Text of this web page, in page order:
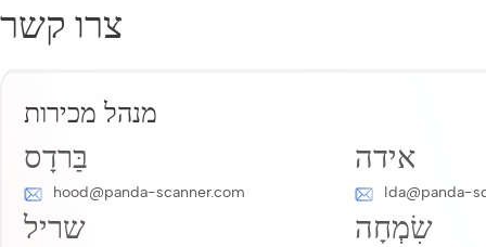
צרו קשר
מנהל מכירות
בַּרדָס
hood@panda-scanner.com
אידה
Ida@panda-
שריל שִׂמְחָה